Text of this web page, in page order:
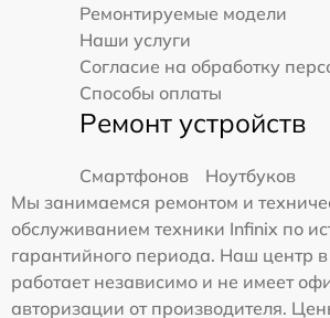
Ремонтируемые модели
Наши услуги
Согласие на обработку
Способы оплаты
Ремонт устройств
Смартфонов
Ноутбуков
Мы занимаемся ремонтом и
обслуживанием техники Infinix по
гарантийного периода. Наш центр
работает независимо и не имеет
авторизации от производителя.